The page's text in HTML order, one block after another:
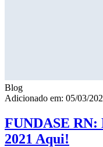
Blog
Adicionado em: 05/03/
FUNDASE RN:
2021 Aqui!